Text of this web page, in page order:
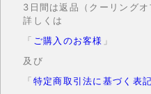
3日間は返品（クーリングオ
詳しくは
「 ご購入のお客様 」
及び
「特定商取引法に基づく表